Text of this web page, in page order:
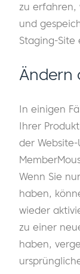
zu erfahren,
und
Staging-
Ändern
In einigen
Ihrer
der
Wenn Sie
haben,
wieder
zu einer
haben,